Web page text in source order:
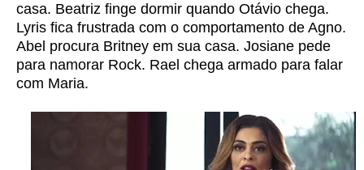
casa. Beatriz finge dormir quando Otávio chega.
Lyris fica frustrada com o comportamento de Agno.
Abel procura Britney em sua casa. Josiane pede
para namorar Rock. Rael chega armado para falar
com Maria.